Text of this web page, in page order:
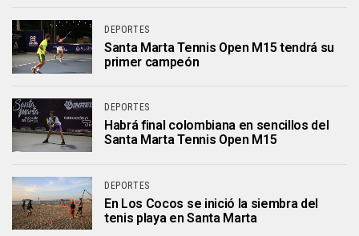
DEPORTES
Santa Marta Tennis Open M15 tendrá su
primer campeón
DEPORTES
Habrá final colombiana en sencillos del
Santa Marta Tennis Open M15
DEPORTES
En Los Cocos se inició la siembra del
tenis playa en Santa Marta